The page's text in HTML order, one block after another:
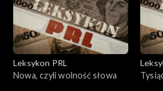
Leksykon PRL
Nowa, czyli wolność słowa